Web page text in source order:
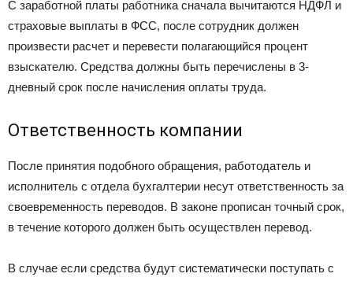
С заработной платы работника сначала вычитаются НДФЛ и
страховые выплаты в ФСС, после сотрудник должен
произвести расчет и перевести полагающийся процент
взыскателю. Средства должны быть перечислены в 3-
дневный срок после начисления оплаты труда.
Ответственность компании
После принятия подобного обращения, работодатель и
исполнитель с отдела бухгалтерии несут ответственность за
своевременность переводов. В законе прописан точный срок,
в течение которого должен быть осуществлен перевод.
В случае если средства будут систематически поступать с